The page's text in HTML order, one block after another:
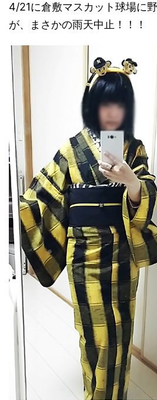
4/21に倉敷マスカット球場に
が、まさかの雨天中止！！！